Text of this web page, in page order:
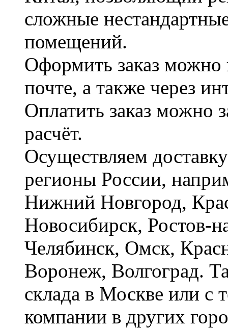
сложные
помещений.
Оформить заказ можно
почте, а также через
Оплатить заказ можно
расчёт.
Осуществляем
регионы России,
Нижний Новгород,
Новосибирск, Ростов-
Челябинск, Омск,
Воронеж, Волгоград.
склада в Москве или с
компании в других